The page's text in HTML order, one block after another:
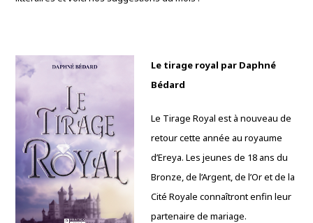
Le tirage royal par Daphné
Bédard
Le Tirage Royal est à nouveau de
retour cette année au royaume
d’Ereya. Les jeunes de 18 ans du
Bronze, de l’Argent, de l’Or et de la
Cité Royale connaîtront enfin leur
partenaire de mariage.